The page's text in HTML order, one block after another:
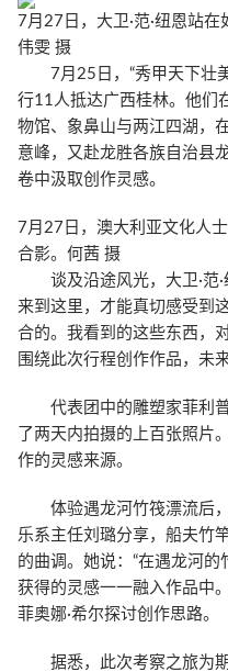
7月27日，大卫·范·纽恩站
伟雯 摄
7月25日，“秀甲天下壮美
行11人抵达广西桂林。他们
物馆、象鼻山与两江四湖，
意峰，又赴龙胜各族自治县
卷中汲取创作灵感。
7月27日，澳大利亚文化人
合影。何茜 摄
谈及沿途风光，大卫·范·
来到这里，才能真切感受到
合的。我看到的这些东西，
围绕此次行程创作作品，未
代表团中的雕塑家菲利普
了两天内拍摄的上百张照片
作的灵感来源。
体验遇龙河竹筏漂流后，
乐系主任刘璐分享，船夫竹
的曲调。她说：“在遇龙河
获得的灵感一一融入作品中
菲奥娜·希尔探讨创作思路。
据悉，此次考察之旅为期